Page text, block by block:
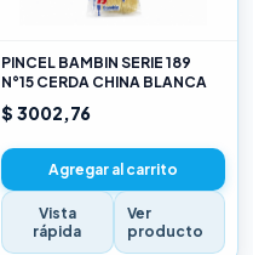
PINCEL BAMBIN SERIE 189
N°15 CERDA CHINA BLANCA
$ 3002,76
Agregar al carrito
Vista
rápida
Ver
producto